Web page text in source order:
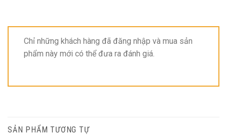
Chỉ những khách hàng đã đăng nhập và mua sản
phẩm này mới có thể đưa ra đánh giá.
SẢN PHẨM TƯƠNG TỰ